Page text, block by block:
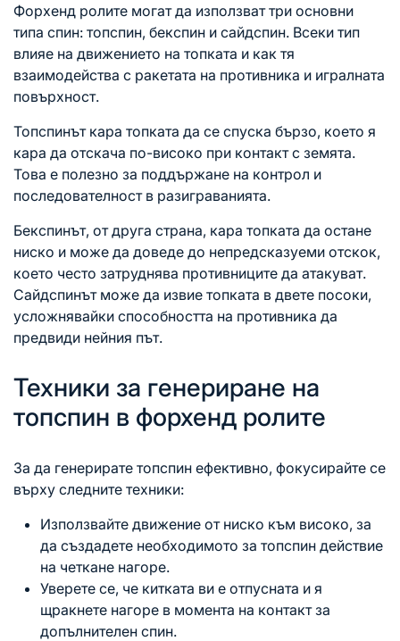
Форхенд ролите могат да използват три основни
типа спин: топспин, бекспин и сайдспин. Всеки тип
влияе на движението на топката и как тя
взаимодейства с ракетата на противника и игралната
повърхност.
Топспинът кара топката да се спуска бързо, което я
кара да отскача по-високо при контакт с земята.
Това е полезно за поддържане на контрол и
последователност в разиграванията.
Бекспинът, от друга страна, кара топката да остане
ниско и може да доведе до непредсказуеми отскок,
което често затруднява противниците да атакуват.
Сайдспинът може да извие топката в двете посоки,
усложнявайки способността на противника да
предвиди нейния път.
Техники за генериране на
топспин в форхенд ролите
За да генерирате топспин ефективно, фокусирайте се
върху следните техники:
Използвайте движение от ниско към високо, за
да създадете необходимото за топспин действие
на четкане нагоре.
Уверете се, че китката ви е отпусната и я
щракнете нагоре в момента на контактза
допълнителен спин.